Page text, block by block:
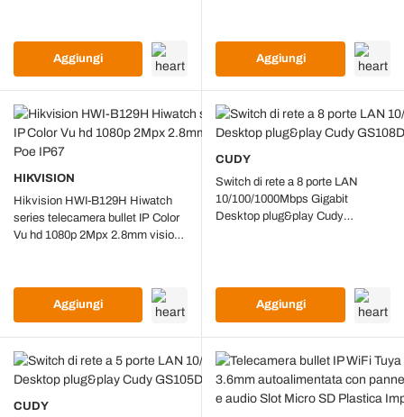
Aggiungi Aggiungi
HIKVISION
Hikvision HWI-B129H Hiwatch
series telecamera bullet IP Color
Vu hd 1080p 2Mpx 2.8mm visione
Aggiungi
CUDY
Switch di rete a 8 porte LAN
10/100/1000Mbps Gigabit
Desktop plug&play Cudy
Aggiungi
CUDY